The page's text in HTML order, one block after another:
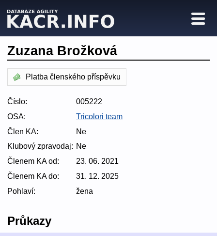
Zuzana Brožková
Platba členského příspěvku
Číslo:
005222
OSA:
Tricolori team
Člen KA:
Ne
Klubový zpravodaj: Ne
Členem KA od:
23. 06. 2021
Členem KA do:
31. 12. 2025
Pohlaví:
žena
Průkazy